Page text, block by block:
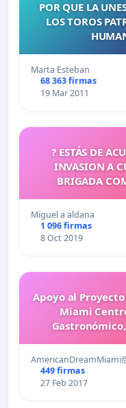
POR QUE LA
LOS TOROS
Marta Esteban
68 363 firmas
19 Mar 2011
? ESTÁS DE
INVASION A
BRIGADA
Miguel a aldana
1 096 firmas
8 Oct 2019
Apoyo al
Miami
449 firmas
27 Feb 2017